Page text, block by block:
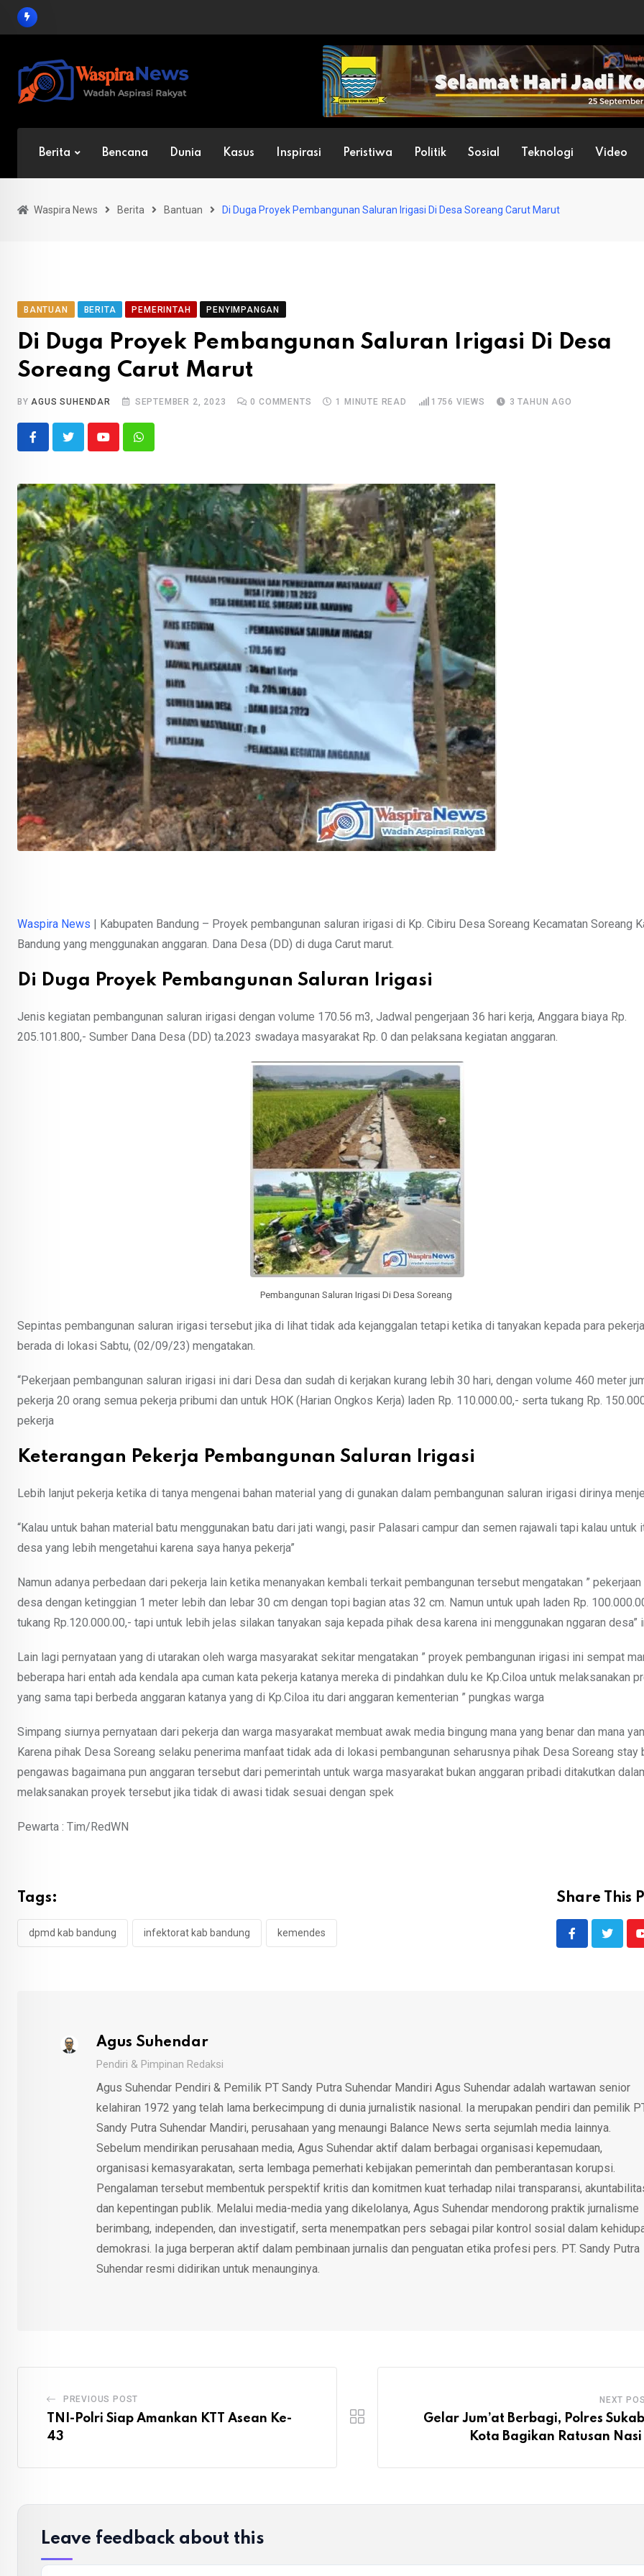
Skip
Berita Bencana Dunia Kasus Inspirasi Peristiwa Politik Sosial Teknologi Video
Waspira News Berita Bantuan Di Duga Proyek Pembangunan Saluran Irigasi Di Desa Soreang Carut Marut
BANTUAN BERITA PEMERINTAH PENYIMPANGAN
Di Duga Proyek Pembangunan Saluran Irigasi Di Desa
Soreang Carut Marut
BYAGUS SUHENDAR SEPTEMBER 2, 2023 0 COMMENTS 1 MINUTE READ 1756 VIEWS 3 TAHUN AGO
YoutubeWhatsapp
Waspira News | Kabupaten Bandung – Proyek pembangunan saluran irigasi di Kp. Cibiru Desa Soreang Kecamatan Soreang
Bandung yang menggunakan anggaran. Dana Desa (DD) di duga Carut marut.
Di Duga Proyek Pembangunan Saluran Irigasi
Jenis kegiatan pembangunan saluran irigasi dengan volume 170.56 m3, Jadwal pengerjaan 36 hari kerja, Anggara biaya Rp.
205.101.800,- Sumber Dana Desa (DD) ta.2023 swadaya masyarakat Rp. 0 dan pelaksana kegiatan anggaran.
Pembangunan Saluran Irigasi Di Desa Soreang
Sepintas pembangunan saluran irigasi tersebut jika di lihat tidak ada kejanggalan tetapi ketika di tanyakan kepada para
berada di lokasi Sabtu, (02/09/23) mengatakan.
“Pekerjaan pembangunan saluran irigasi ini dari Desa dan sudah di kerjakan kurang lebih 30 hari, dengan volume 460 meter
pekerja 20 orang semua pekerja pribumi dan untuk HOK (Harian Ongkos Kerja) laden Rp. 110.000.00,- serta tukang Rp.
pekerja
Keterangan Pekerja Pembangunan Saluran Irigasi
Lebih lanjut pekerja ketika di tanya mengenai bahan material yang di gunakan dalam pembangunan saluran irigasi dirinya
“Kalau untuk bahan material batu menggunakan batu dari jati wangi, pasir Palasari campur dan semen rajawali tapi kalau untuk
desa yang lebih mengetahui karena saya hanya pekerja”
Namun adanya perbedaan dari pekerja lain ketika menanyakan kembali terkait pembangunan tersebut mengatakan ” pekerjaan
desa dengan ketinggian 1 meter lebih dan lebar 30 cm dengan topi bagian atas 32 cm. Namun untuk upah laden Rp.
tukang Rp.120.000.00,- tapi untuk lebih jelas silakan tanyakan saja kepada pihak desa karena ini menggunakan nggaran desa”
Lain lagi pernyataan yang di utarakan oleh warga masyarakat sekitar mengatakan ” proyek pembangunan irigasi ini sempat
beberapa hari entah ada kendala apa cuman kata pekerja katanya mereka di pindahkan dulu ke Kp.Ciloa untuk melaksanakan
yang sama tapi berbeda anggaran katanya yang di Kp.Ciloa itu dari anggaran kementerian ” pungkas warga
Simpang siurnya pernyataan dari pekerja dan warga masyarakat membuat awak media bingung mana yang benar dan mana
Karena pihak Desa Soreang selaku penerima manfaat tidak ada di lokasi pembangunan seharusnya pihak Desa Soreang stay
pengawas bagaimana pun anggaran tersebut dari pemerintah untuk warga masyarakat bukan anggaran pribadi ditakutkan
melaksanakan proyek tersebut jika tidak di awasi tidak sesuai dengan spek
Pewarta : Tim/RedWN
Tags:
dpmd kab bandung infektorat kab bandung kemendes
Share This
Agus Suhendar
Pendiri & Pimpinan Redaksi
Agus Suhendar Pendiri & Pemilik PT Sandy Putra Suhendar Mandiri Agus Suhendar adalah wartawan senior
kelahiran 1972 yang telah lama berkecimpung di dunia jurnalistik nasional. Ia merupakan pendiri dan pemilik
Sandy Putra Suhendar Mandiri, perusahaan yang menaungi Balance News serta sejumlah media lainnya.
Sebelum mendirikan perusahaan media, Agus Suhendar aktif dalam berbagai organisasi kepemudaan,
organisasi kemasyarakatan, serta lembaga pemerhati kebijakan pemerintah dan pemberantasan korupsi.
Pengalaman tersebut membentuk perspektif kritis dan komitmen kuat terhadap nilai transparansi,
dan kepentingan publik. Melalui media-media yang dikelolanya, Agus Suhendar mendorong praktik jurnalisme
berimbang, independen, dan investigatif, serta menempatkan pers sebagai pilar kontrol sosial dalam
demokrasi. Ia juga berperan aktif dalam pembinaan jurnalis dan penguatan etika profesi pers. PT. Sandy Putra
Suhendar resmi didirikan untuk menaunginya.
PREVIOUS POST
TNI-Polri Siap Amankan KTT Asean Ke-
43
NEXT
Gelar Jum’at Berbagi, Polres
Kota Bagikan Ratusan Nasi
Leave feedback about this